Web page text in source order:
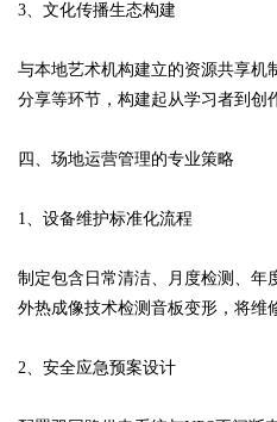
3、文化传播生态构建
与本地艺术机构建立的资源共享机
分享等环节，构建起从学习者到创
四、场地运营管理的专业策略
1、设备维护标准化流程
制定包含日常清洁、月度检测、年
外热成像技术检测音板变形，将维
2、安全应急预案设计